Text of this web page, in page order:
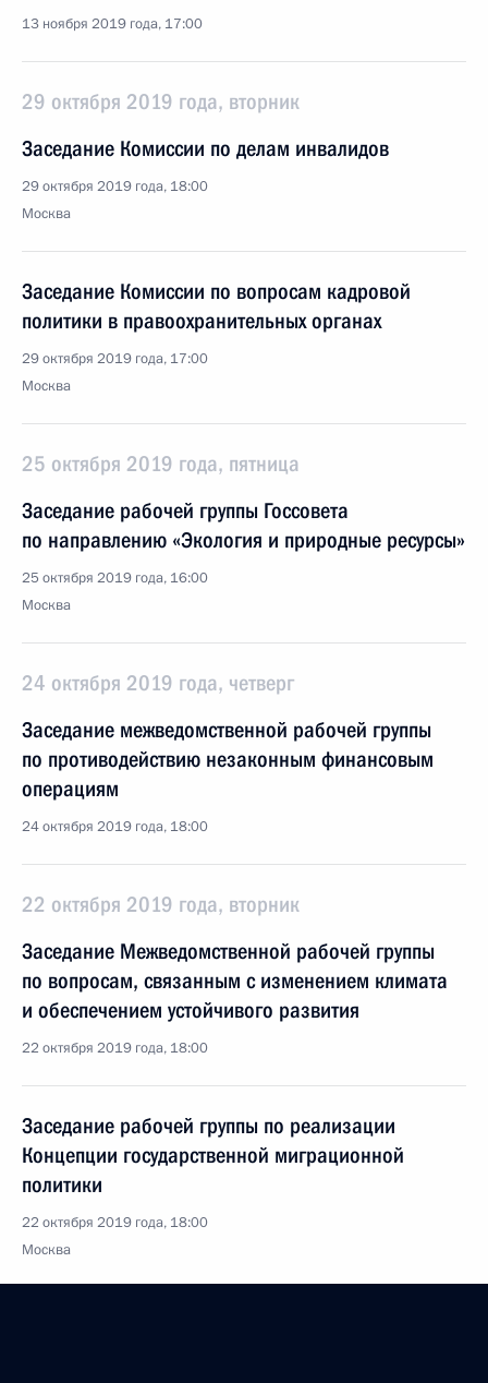
13 ноября 2019 года, 17:00
29 октября 2019 года, вторник
Заседание Комиссии по делам инвалидов
29 октября 2019 года, 18:00
Москва
Заседание Комиссии по вопросам кадровой
политики в правоохранительных органах
29 октября 2019 года, 17:00
Москва
25 октября 2019 года, пятница
Заседание рабочей группы Госсовета
по направлению «Экология и природные ресурсы»
25 октября 2019 года, 16:00
Москва
24 октября 2019 года, четверг
Заседание межведомственной рабочей группы
по противодействию незаконным финансовым
операциям
24 октября 2019 года, 18:00
22 октября 2019 года, вторник
Заседание Межведомственной рабочей группы
по вопросам, связанным с изменением климата
и обеспечением устойчивого развития
22 октября 2019 года, 18:00
Заседание рабочей группы по реализации
Концепции государственной миграционной
политики
22 октября 2019 года, 18:00
Москва